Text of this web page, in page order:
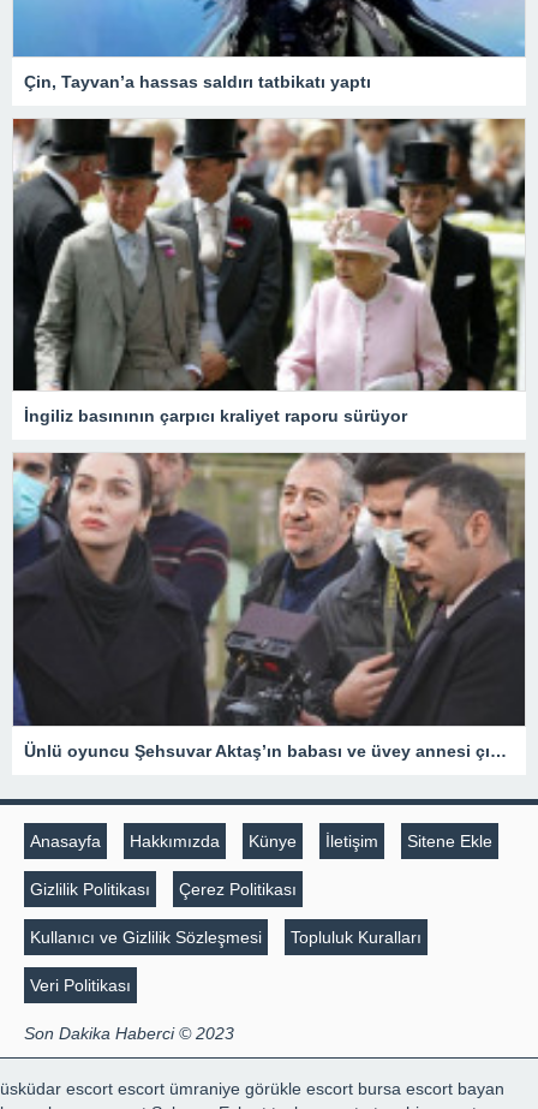
Çin, Tayvan’a hassas saldırı tatbikatı yaptı
İngiliz basınının çarpıcı kraliyet raporu sürüyor
Ünlü oyuncu Şehsuvar Aktaş’ın babası ve üvey annesi çıkan yangında hayatını kaybetti
Anasayfa Hakkımızda Künye İletişim Sitene Ekle
Gizlilik Politikası Çerez Politikası
Kullanıcı ve Gizlilik Sözleşmesi Topluluk Kuralları
Veri Politikası
Son Dakika Haberci © 2023
üsküdar escort escort ümraniye görükle escort bursa escort bayan